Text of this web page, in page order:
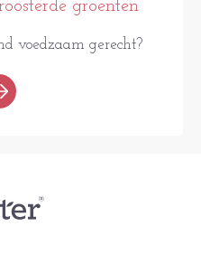
groenten
voedzaam gerecht?